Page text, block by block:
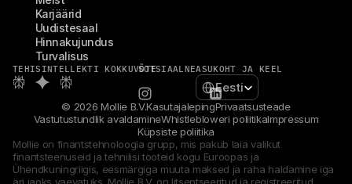
Karjäärid
Uudistesaal
Hinnakujundus
Turvalisus
TEHISINTELLEKTI KOKKUVÕTESOTSIAALNEASUKOHT JA KEEL
Select Language
Eesti
© 2026 Mollie B.V.KasutajalepingPrivaatsusteade
Vastutustundlik avaldamineWhistlebloweri poliitikaImpressum
Küpsiste poliitika
Mollie on finantstehnoloogia grupp, mis pakub laia valikut
finantsteenuseid ja tehnilisi tooteid kogu Euroopas ja
Ühendkuningriigis, eesmärgiga muuta maksed ja raha haldamine iga